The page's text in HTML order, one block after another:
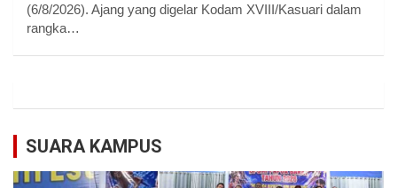
(6/8/2026). Ajang yang digelar Kodam XVIII/Kasuari dalam
rangka…
SUARA KAMPUS